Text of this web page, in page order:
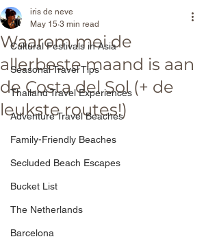
All
Cultural Festivals in Asia
Seasonal Travel Tips
Thailand Travel Experiences
Adventure Travel Beaches
Family-Friendly Beaches
Secluded Beach Escapes
Bucket List
The Netherlands
Barcelona
Waarom mei de
allerbeste maand is aan
de Costa del Sol (+ de
leukste routes!)
iris de neve
May 15 3 min read